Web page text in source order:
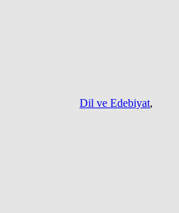
Dil ve Edebiyat,